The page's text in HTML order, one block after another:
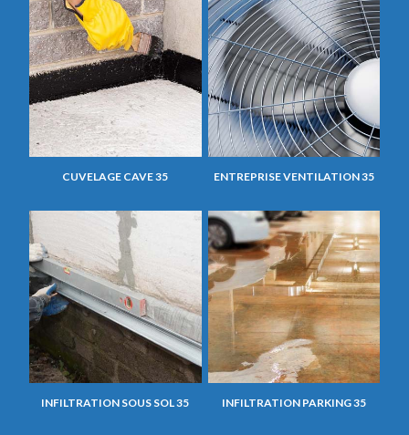
CUVELAGE CAVE 35 ENTREPRISE VENTILATION 35
INFILTRATION SOUS SOL 35 INFILTRATION PARKING 35